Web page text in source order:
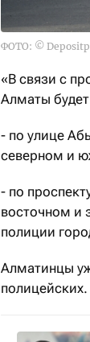
ФОТО: ©
«В связи с
Алматы
- по улице
северном и
- по
восточном и
полиции
Алматинцы
полицейских.